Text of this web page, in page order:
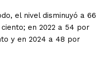
el nivel disminuyó a 66
en 2022 a 54 por
y en 2024 a 48 por